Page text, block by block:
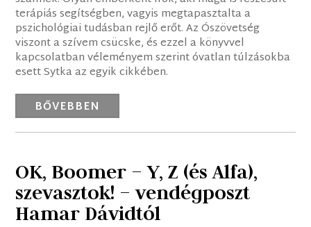
terápiás segítségben, vagyis megtapasztalta a
pszichológiai tudásban rejlő erőt. Az Ószövetség
viszont a szívem csücske, és ezzel a könyvvel
kapcsolatban véleményem szerint óvatlan túlzásokba
esett Sytka az egyik cikkében.
BŐVEBBEN
OK, Boomer – Y, Z (és Alfa),
szevasztok! – vendégposzt
Hamar Dávidtól